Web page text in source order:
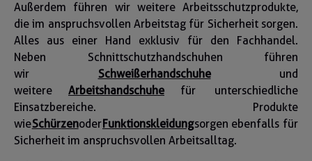
Außerdem führen wir weitere Arbeitsschutzprodukte,
die im anspruchsvollen Arbeitstag für Sicherheit sorgen.
Alles aus einer Hand exklusiv für den Fachhandel.
Neben Schnittschutzhandschuhen führen
wir Schweißerhandschuheund
weitere Arbeitshandschuhe für unterschiedliche
Einsatzbereiche. Produkte
wieSchürzenoder Funktionskleidungsorgen ebenfalls für
Sicherheit im anspruchsvollen Arbeitsalltag.